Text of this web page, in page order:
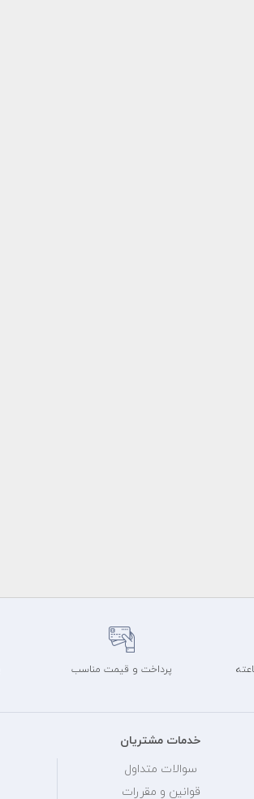
پرداخت و قیمت مناسب
خدمات مشتریان
سوالات متداول
قوانین و مقررات